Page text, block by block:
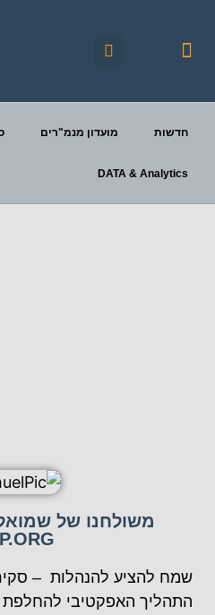
חדשות מועדון מנמ"רים
DATA & Analytics
משולחנו של
שמח להציע להנהלות –